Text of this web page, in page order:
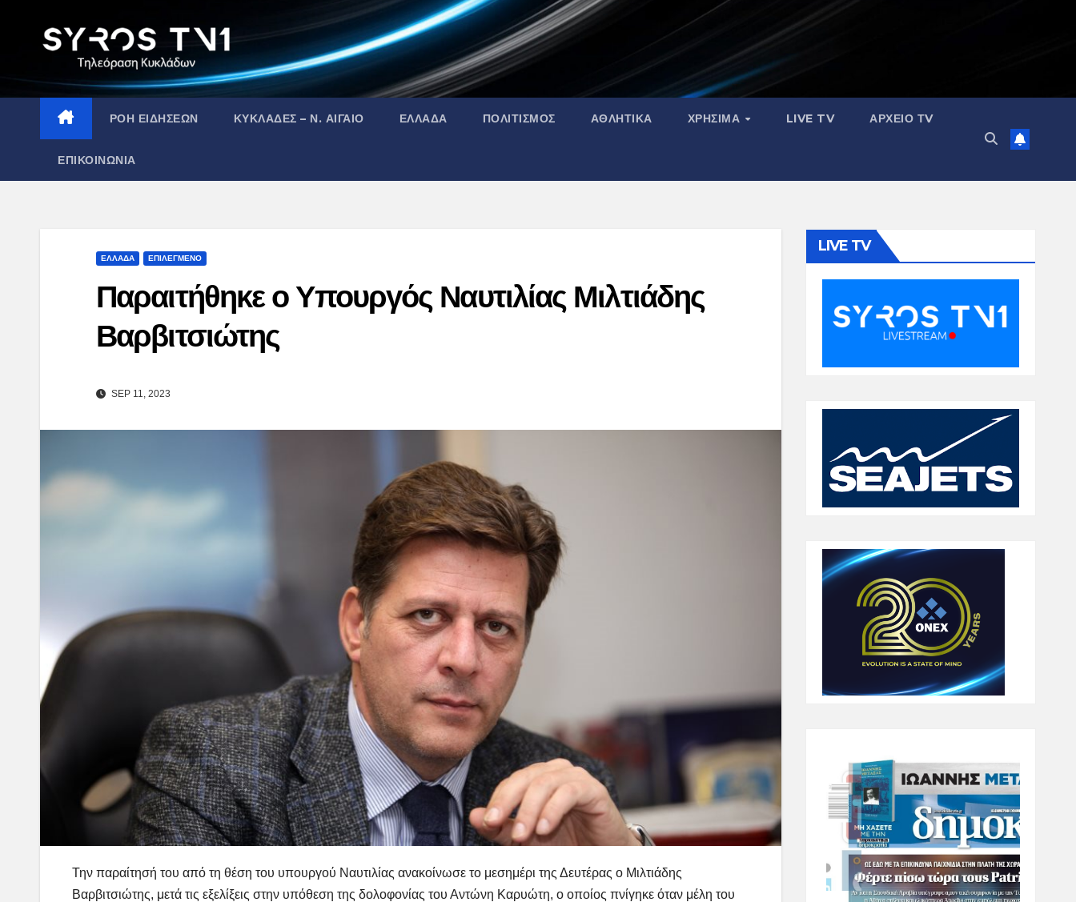
ΡΟΗ ΕΙΔΗΣΕΩΝ ΚΥΚΛΑΔΕΣ – Ν. ΑΙΓΑΙΟ ΕΛΛΑΔΑ ΠΟΛΙΤΙΣΜΟΣ ΑΘΛΗΤΙΚΑ ΧΡΗΣΙΜΑ LIVE TV ΑΡΧΕΙΟ ΤV
ΕΠΙΚΟΙΝΩΝΙΑ
ΕΛΛΑΔΑ ΕΠΙΛΕΓΜΕΝΟ
Παραιτήθηκε ο Υπουργός Ναυτιλίας Μιλτιάδης
Βαρβιτσιώτης
SEP 11, 2023
Την παραίτησή του από τη θέση του υπουργού Ναυτιλίας ανακοίνωσε το μεσημέρι της Δευτέρας ο Μιλτιάδης
Βαρβιτσιώτης, μετά τις εξελίξεις στην υπόθεση της δολοφονίας του Αντώνη Καρυώτη, ο οποίος πνίγηκε όταν μέλη του
LIVE TV